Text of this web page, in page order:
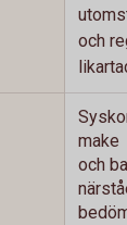
och
make
och